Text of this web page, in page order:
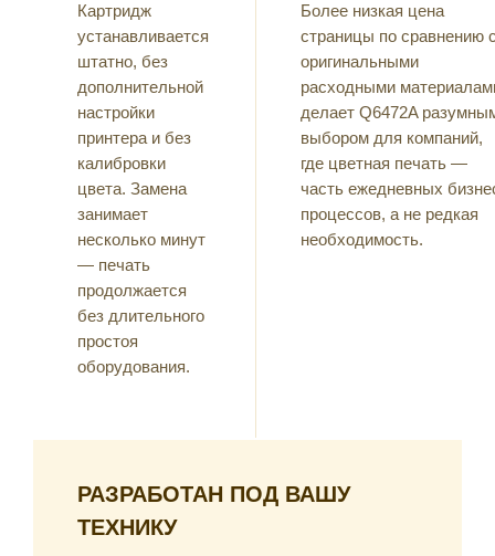
Картридж
устанавливается
штатно, без
дополнительной
настройки
принтера и без
калибровки
цвета. Замена
занимает
несколько минут
— печать
продолжается
без длительного
простоя
оборудования.
Более низкая цена
страницы по сравнению
оригинальными
расходными
делает Q6472A
выбором для компаний,
где цветная печать —
часть ежедневных
процессов, а не редкая
необходимость.
РАЗРАБОТАН ПОД ВАШУ
ТЕХНИКУ